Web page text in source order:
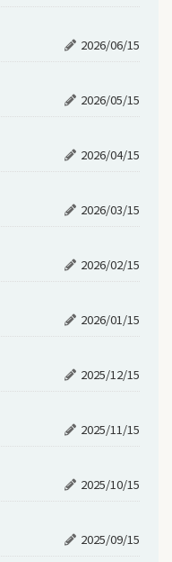
2026/06/15
2026/05/15
2026/04/15
2026/03/15
2026/02/15
2026/01/15
2025/12/15
2025/11/15
2025/10/15
2025/09/15